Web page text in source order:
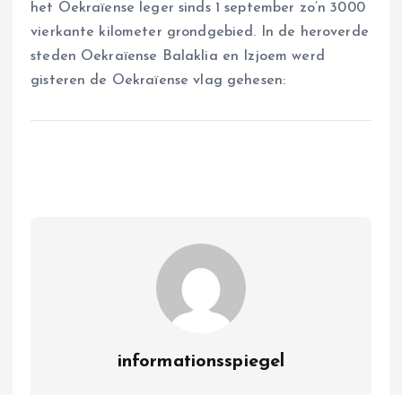
het Oekraïense leger sinds 1 september zo’n 3000
vierkante kilometer grondgebied. In de heroverde
steden Oekraïense Balaklia en Izjoem werd
gisteren de Oekraïense vlag gehesen:
informationsspiegel